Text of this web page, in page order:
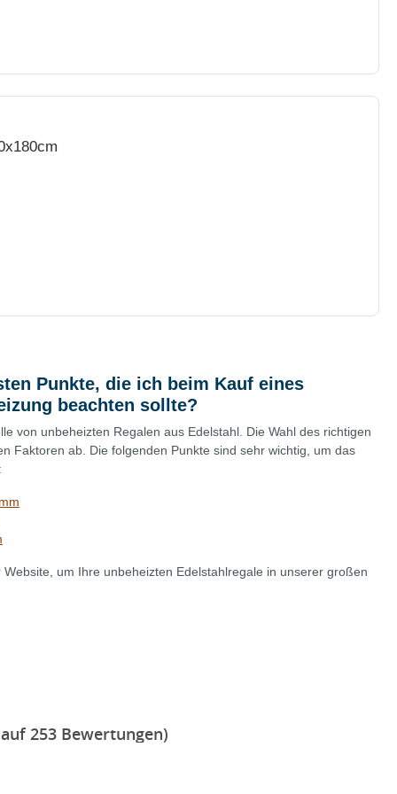
Punkte, die ich beim Kauf eines
beachten sollte?
von unbeheizten Regalen aus Edelstahl. Die Wahl des richtigen
Faktoren ab. Die folgenden Punkte sind sehr wichtig, um das
um Ihre unbeheizten Edelstahlregale in unserer großen
253 Bewertungen)